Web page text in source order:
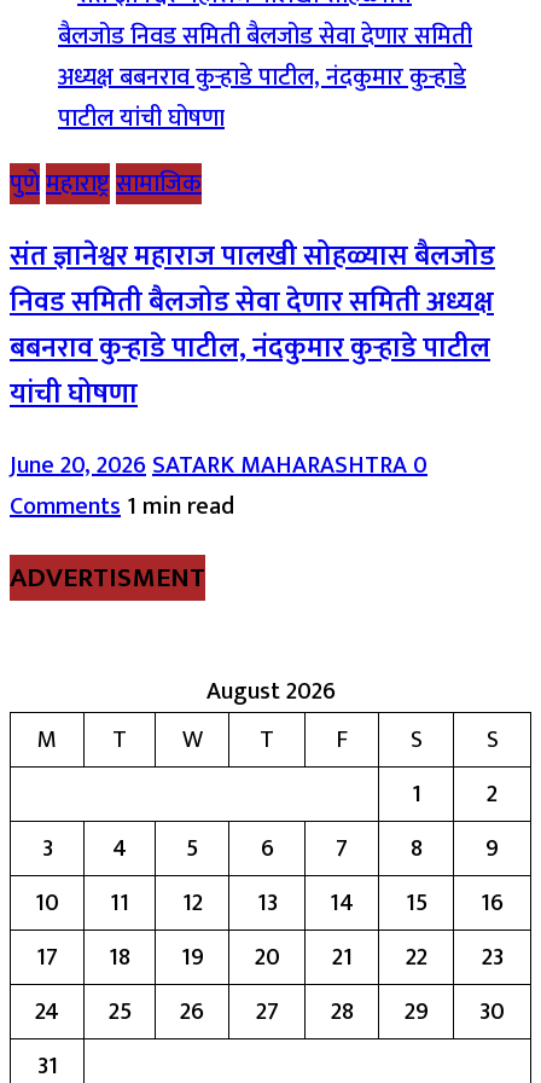
पुणेमहाराष्ट्रसामाजिक
संत ज्ञानेश्वर महाराज पालखी सोहळ्यास बैलजोड
निवड समिती बैलजोड सेवा देणार समिती अध्यक्ष
बबनराव कुऱ्हाडे पाटील, नंदकुमार कुऱ्हाडे पाटील
यांची घोषणा
June 20, 2026SATARK MAHARASHTRA0
Comments1 min read
ADVERTISMENT
August 2026
M
T W T F S
S
1
2
3
4 5 6 7 8
9
10
11 12 13 14 15
16
17
18 19 20 21 22
23
24
25 26 27 28 29
30
31